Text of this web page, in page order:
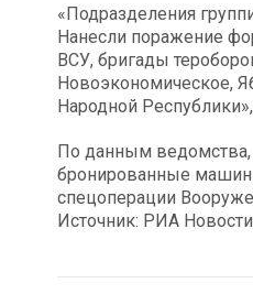
«Подразделения
Нанесли поражение
ВСУ, бригады
Новоэкономическое,
Народной
По данным ведомства,
бронированные
спецоперации
Источник: РИА Новости